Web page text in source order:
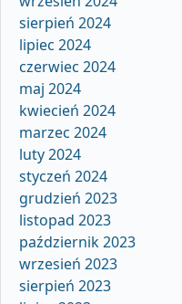
sierpień 2024
lipiec 2024
czerwiec 2024
maj 2024
kwiecień 2024
marzec 2024
luty 2024
styczeń 2024
grudzień 2023
listopad 2023
październik 2023
wrzesień 2023
sierpień 2023